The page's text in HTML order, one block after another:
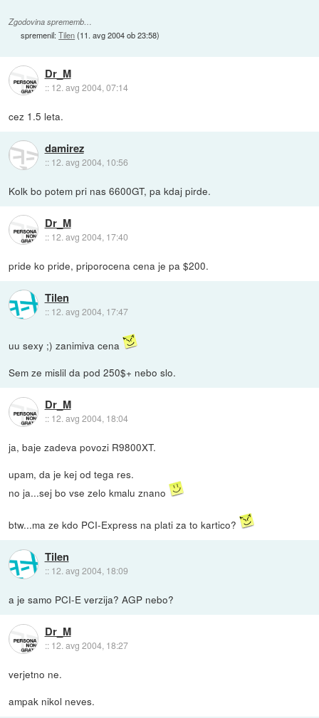
Zgodovina sprememb…
spremenil:Tilen(11. avg 2004 ob 23:58)
Dr_M
:: 12. avg 2004, 07:14
cez 1.5 leta.
damirez
:: 12. avg 2004, 10:56
Kolk bo potem pri nas 6600GT, pa kdaj pirde.
Dr_M
:: 12. avg 2004, 17:40
pride ko pride, priporocena cena je pa $200.
Tilen
:: 12. avg 2004, 17:47
uu sexy ;) zanimiva cena
Sem ze mislil da pod 250$+ nebo slo.
Dr_M
:: 12. avg 2004, 18:04
ja, baje zadeva povozi R9800XT.
upam, da je kej od tega res.
no ja...sej bo vse zelo kmalu znano
btw...ma ze kdo PCI-Express na plati za to kartico?
Tilen
:: 12. avg 2004, 18:09
a je samo PCI-E verzija? AGP nebo?
Dr_M
:: 12. avg 2004, 18:27
verjetno ne.
ampak nikol neves.